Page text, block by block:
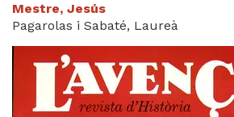
Mestre, Jesús
Pagarolas i Sabaté, Laureà